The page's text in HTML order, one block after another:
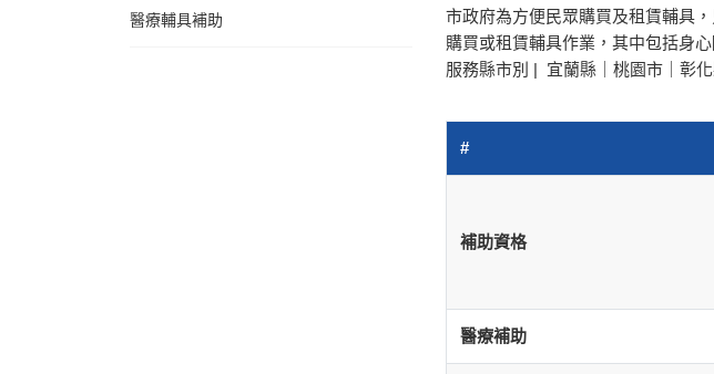
醫療輔具補助
市政府為方便民眾購買及租賃輔具
購買或租賃輔具作業，其中包括身心
服務縣市別 | 宜蘭縣｜桃園市｜彰
#
補助資格
醫療補助